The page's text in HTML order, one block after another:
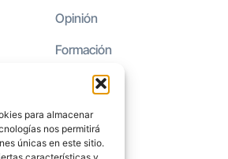
para almacenar
nos permitirá
únicas en este sitio.
Opinión
Formación